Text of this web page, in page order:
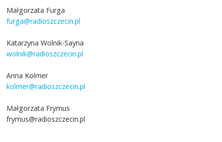
Małgorzata Furga
furga@radioszczecin.pl
Katarzyna Wolnik-Sayna
wolnik@radioszczecin.pl
Anna Kolmer
kolmer@radioszczecin.pl
Małgorzata Frymus
frymus@radioszczecin.pl